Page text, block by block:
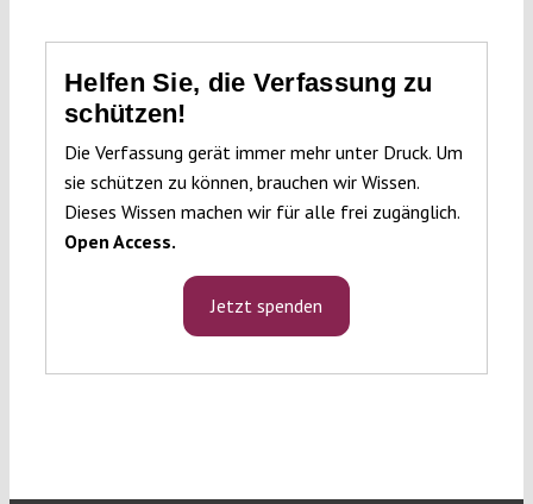
Helfen Sie, die Verfassung zu
schützen!
Die Verfassung gerät immer mehr unter Druck. Um
sie schützen zu können, brauchen wir Wissen.
Dieses Wissen machen wir für alle frei zugänglich.
Open Access.
Jetzt spenden